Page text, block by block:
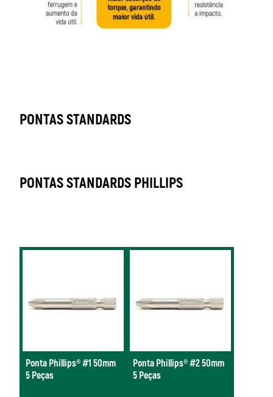
PONTAS STANDARDS
PONTAS STANDARDS PHILLIPS
Ponta Phillips® #1 50mm
5 Peças
Ponta Phillips® #2 50mm
5 Peças